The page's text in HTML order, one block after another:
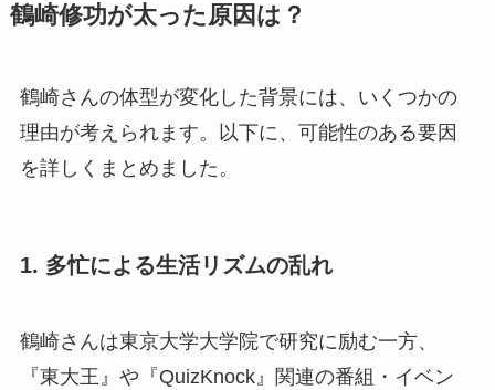
鶴崎修功が太った原因は？
鶴崎さんの体型が変化した背景には、いくつかの
理由が考えられます。以下に、可能性のある要因
を詳しくまとめました。
1. 多忙による生活リズムの乱れ
鶴崎さんは東京大学大学院で研究に励む一方、
『東大王』や『QuizKnock』関連の番組・イベン